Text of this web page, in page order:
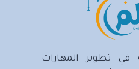
تطوير المهارات